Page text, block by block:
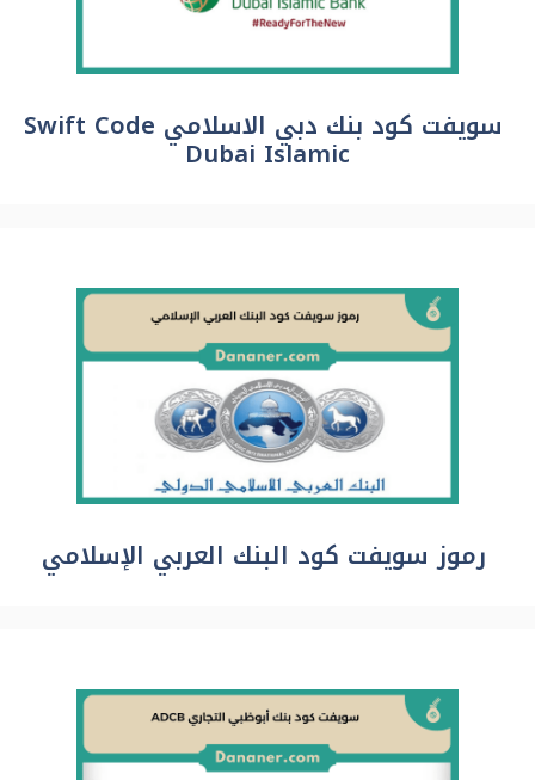
سويفت كود بنك دبي الاسلامي Swift Code
Dubai Islamic
رموز سويفت كود البنك العربي الإسلامي